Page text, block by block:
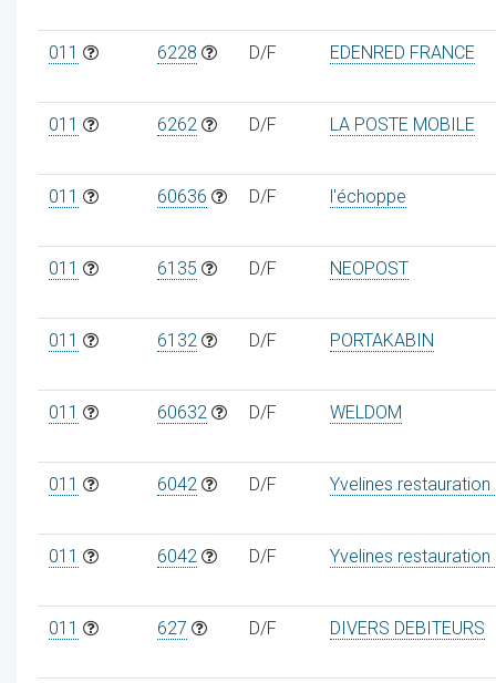
011 6228 D/F EDENRED FRANCE
011 6262 D/F LA POSTE MOBILE
011 60636 D/F l'échoppe
011 6135 D/F NEOPOST
011 6132 D/F PORTAKABIN
011 60632 D/F WELDOM
011 6042 D/F Yvelines restauration
011 6042 D/F Yvelines restauration
011 627 D/F DIVERS DEBITEURS